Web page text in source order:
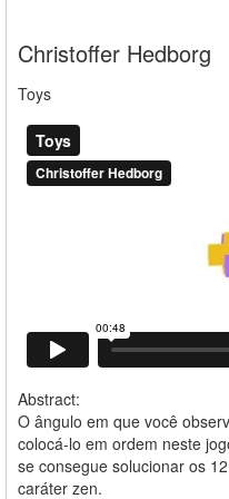
Christoffer Hedborg
Toys
Abstract:
O ângulo em que você
colocá-lo em ordem neste
se consegue solucionar os
caráter zen.